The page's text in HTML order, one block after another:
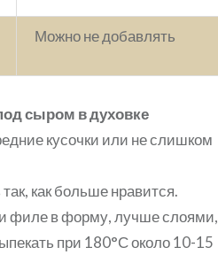
Можно не добавлять
сыром в духовке
кусочки или не слишком
как больше нравится.
филе в форму, лучше слоями,
при 180°С около 10-15